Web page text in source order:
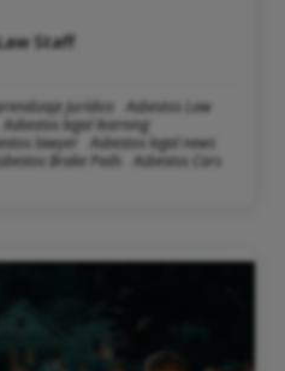
Staff
Jurídico
Asbestos Law
Asbestos legal learning
lawyer
Asbestos legal news
Brake Pads
Asbestos Cars